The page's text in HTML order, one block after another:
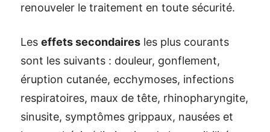
renouveler le traitement en toute sécurité.
Les effets secondaires les plus courants
sont les suivants : douleur, gonflement,
éruption cutanée, ecchymoses, infections
respiratoires, maux de tête, rhinopharyngite,
sinusite, symptômes grippaux, nausées et